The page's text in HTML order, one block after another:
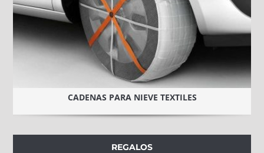
CADENAS PARA NIEVE TEXTILES
REGALOS